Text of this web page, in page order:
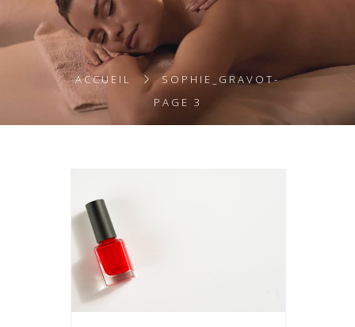
ACCUEIL SOPHIE_GRAVOT-
PAGE 3